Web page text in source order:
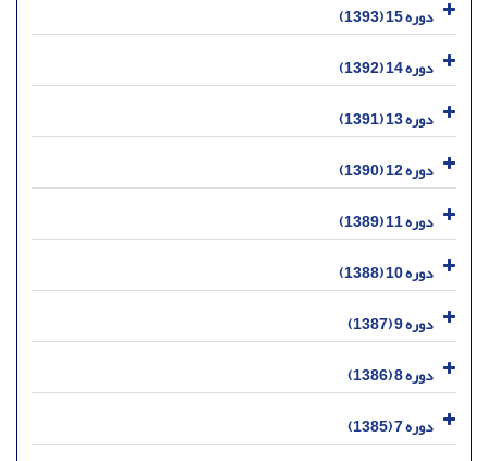
دوره 15 (1393)
دوره 14 (1392)
دوره 13 (1391)
دوره 12 (1390)
دوره 11 (1389)
دوره 10 (1388)
دوره 9 (1387)
دوره 8 (1386)
دوره 7 (1385)